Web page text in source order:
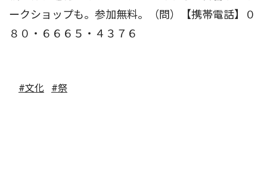
ークショップも。参加無料。（問）【携帯電話】０
８０・６６６５・４３７６
#文化 #祭